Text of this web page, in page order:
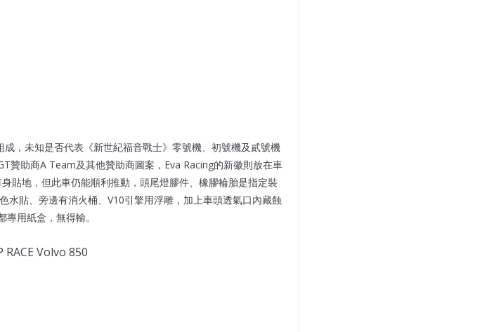
，未知是否代表《新世紀福音戰士》零號機、初號機及貳號機
贊助商A Team及其他贊助商圖案，Eva Racing的新徽則放在車
貼地，但此車仍能順利推動，頭尾燈膠件、橡膠輪胎是指定裝
水貼、旁邊有消火桶、V10引擎用浮雕，加上車頭透氣口內藏蝕
用紙盒，無得輸。